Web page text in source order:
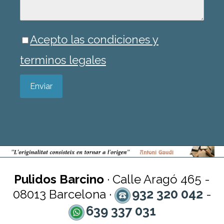
Acepto las condiciones y
terminos legales
Enviar
Pulidos Barcino · Calle Aragó 465 -
08013 Barcelona ·
932 320 042 -
639 337 031